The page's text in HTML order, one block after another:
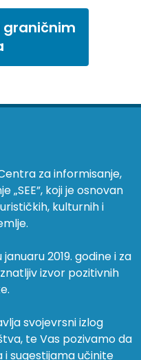
graničnim
za informisanje,
„SEE”, koji je osnovan
kulturnih i
2019. godine i za
izvor pozitivnih
svojevrsni izlog
te Vas pozivamo da
sugestijama učinite